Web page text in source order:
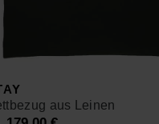
aus Leinen